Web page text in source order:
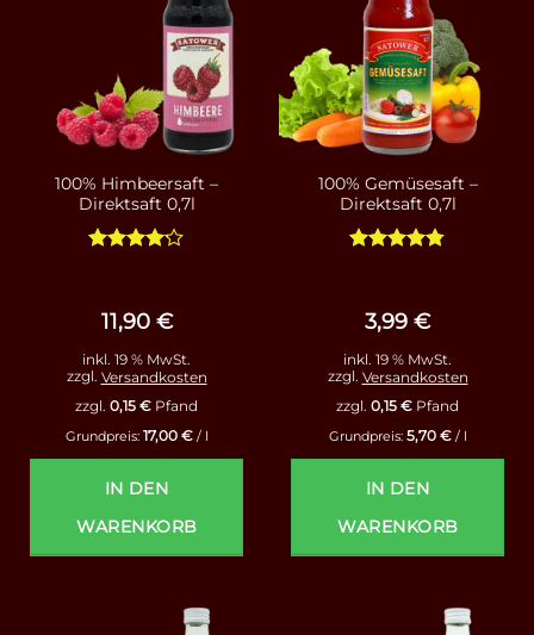
100% Himbeersaft –
Direktsaft 0,7l
11,90 €
inkl. 19 % MwSt.
zzgl. Versandkosten
zzgl. 0,15 € Pfand
Grundpreis: 17,00 €/ l
IN DEN
WARENKORB
100% Gemüsesaft –
Direktsaft 0,7l
3,99 €
inkl. 19 % MwSt.
zzgl. Versandkosten
zzgl. 0,15 € Pfand
Grundpreis: 5,70 €/ l
IN DEN
WARENKORB